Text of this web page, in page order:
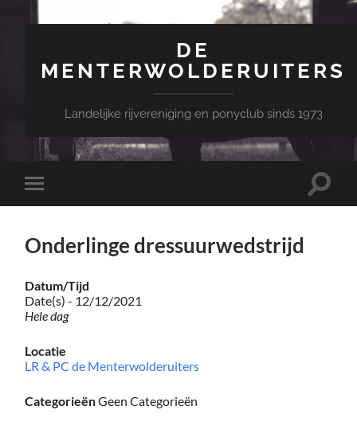
DE
MENTERWOLDERUITERS
Landelijke rijvereniging en ponyclub sinds 1973
Toggle
mobiel
Toggle
Onderlinge dressuurwedstrijd
Datum/Tijd
Date(s) - 12/12/2021
Hele dag
Locatie
LR & PC de Menterwolderuiters
CategorieënGeen Categorieën